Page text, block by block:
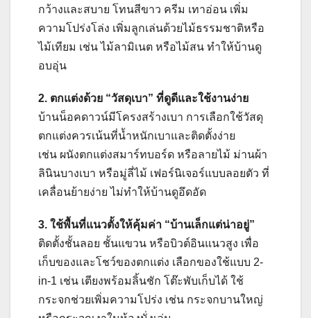
กว้างและสบาย โทนสีขาว ครีม เทาอ่อน เพิ่ม
ความโปร่งโล่ง เพิ่มลูกเล่นด้วยไม้ธรรมชาติหรือ
ไม้เทียม เช่น ไม้ลามิเนต หรือไม้สน ทำให้บ้านดู
อบอุ่น
2. ตกแต่งด้วย “วัสดุเบา” ที่ดูดีและใช้งานง่าย
บ้านน็อคดาวน์มีโครงสร้างเบา การเลือกใช้วัสดุ
ตกแต่งควรเน้นที่น้ำหนักเบาและติดตั้งง่าย
เช่น ผนังตกแต่งสมาร์ทบอร์ด หรือลายไม้ ม่านผ้า
ลินินบางเบา หรือมู่ลี่ไม้ เฟอร์นิเจอร์แบบลอยตัว ที่
เคลื่อนย้ายง่าย ไม่ทำให้บ้านดูอึดอัด
3. ใช้พื้นที่แนวตั้งให้คุ้มค่า “บ้านเล็กแต่น่าอยู่”
ติดตั้งชั้นลอย ชั้นแขวน หรือบิวต์อินแนวสูง เพื่อ
เก็บของและโชว์ของตกแต่ง เลือกของใช้แบบ 2-
in-1 เช่น เตียงพร้อมลิ้นชัก โต๊ะพับเก็บได้ ใช้
กระจกช่วยเพิ่มความโปร่ง เช่น กระจกบานใหญ่